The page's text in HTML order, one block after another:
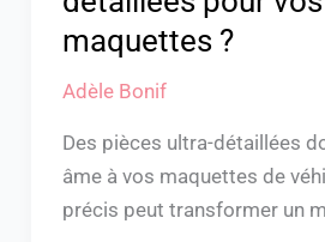
maquettes ?
Adèle Bonif
Des pièces ultra-détaillées
âme à vos maquettes de
précis peut transformer un
?